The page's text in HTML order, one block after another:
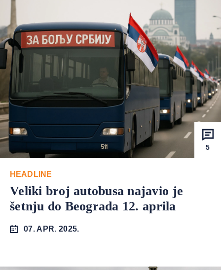
5
HEADLINE
Veliki broj autobusa najavio je
šetnju do Beograda 12. aprila
07. APR. 2025.